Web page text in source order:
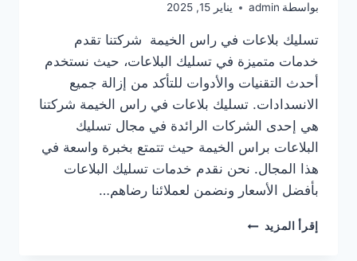
بواسطة admin يناير 15, 2025
تسليك بلاعات في راس الخيمة شركتنا تقدم
خدمات متميزة في تسليك البلاعات، حيث نستخدم
أحدث التقنيات والأدوات للتأكد من إزالة جميع
الانسدادات. تسليك بلاعات في راس الخيمة شركتنا
هي إحدى الشركات الرائدة في مجال تسليك
البلاعات براس الخيمة حيث تتمتع بخبرة واسعة في
هذا المجال. نحن نقدم خدمات تسليك البلاعات
بأفضل الأسعار ونضمن لعملائنا رضاهم…
إقرأ المزيد تسليك